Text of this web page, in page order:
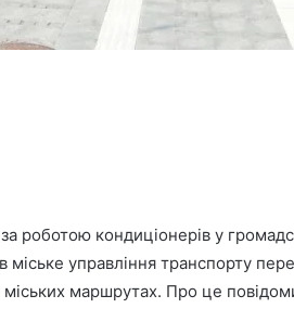
роботою кондиціонерів у
міське управління транспорту
маршрутах. Про це